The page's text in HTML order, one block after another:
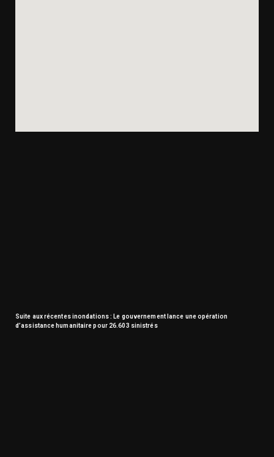
Suite aux récentes inondations : Le gouvernement lance une opération
d’assistance humanitaire pour 26.603 sinistrés